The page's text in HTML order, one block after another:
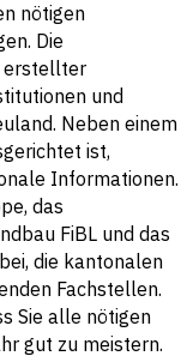
nötigen
Die
erstellter
und
Neben einem
ist,
Informationen.
das
FiBL und das
die kantonalen
Fachstellen.
Sie alle nötigen
gut zu meistern.